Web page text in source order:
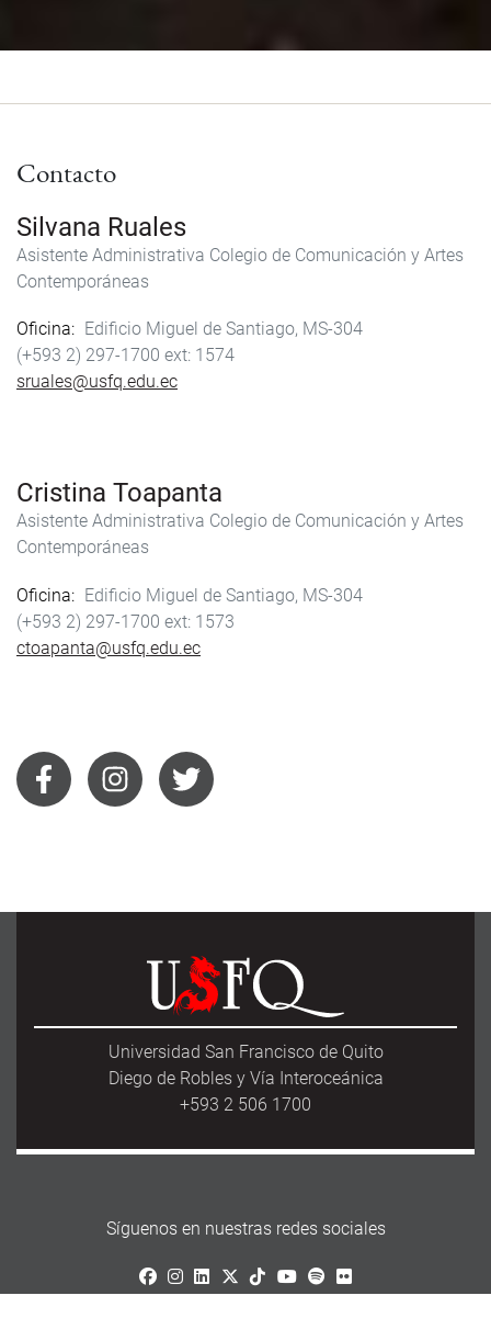
Contacto
Silvana Ruales
Asistente Administrativa Colegio de Comunicación y Artes
Contemporáneas
Oficina
Edificio Miguel de Santiago, MS-304
(+593 2) 297-1700
1574
sruales@usfq.edu.ec
Cristina Toapanta
Asistente Administrativa Colegio de Comunicación y Artes
Contemporáneas
Oficina
Edificio Miguel de Santiago, MS-304
(+593 2) 297-1700
1573
ctoapanta@usfq.edu.ec
Universidad San Francisco de Quito
Diego de Robles y Vía Interoceánica
+593 2 506 1700
Síguenos en nuestras redes sociales